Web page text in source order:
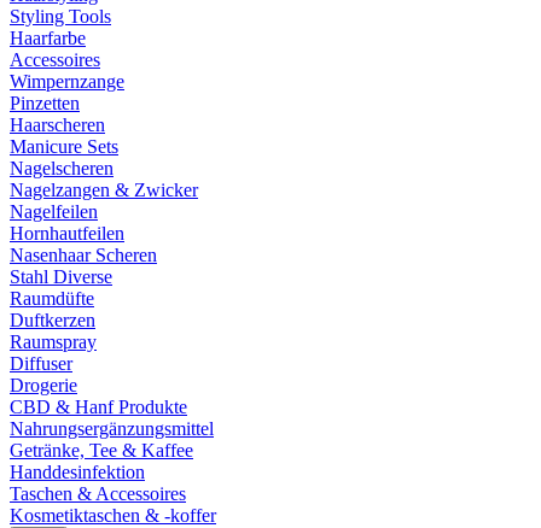
Styling Tools
Haarfarbe
Accessoires
Wimpernzange
Pinzetten
Haarscheren
Manicure Sets
Nagelscheren
Nagelzangen & Zwicker
Nagelfeilen
Hornhautfeilen
Nasenhaar Scheren
Stahl Diverse
Raumdüfte
Duftkerzen
Raumspray
Diffuser
Drogerie
CBD & Hanf Produkte
Nahrungsergänzungsmittel
Getränke, Tee & Kaffee
Handdesinfektion
Taschen & Accessoires
Kosmetiktaschen & -koffer